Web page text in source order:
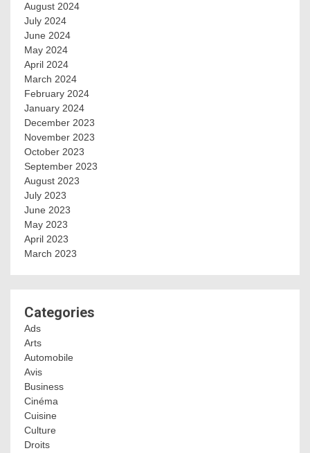
August 2024
July 2024
June 2024
May 2024
April 2024
March 2024
February 2024
January 2024
December 2023
November 2023
October 2023
September 2023
August 2023
July 2023
June 2023
May 2023
April 2023
March 2023
Categories
Ads
Arts
Automobile
Avis
Business
Cinéma
Cuisine
Culture
Droits